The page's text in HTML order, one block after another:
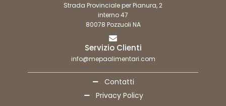
Strada Provinciale per Pianura, 2
interno 47
80078 Pozzuoli NA
Servizio Clienti
info@mepaalimentari.com
Contatti
Privacy Policy